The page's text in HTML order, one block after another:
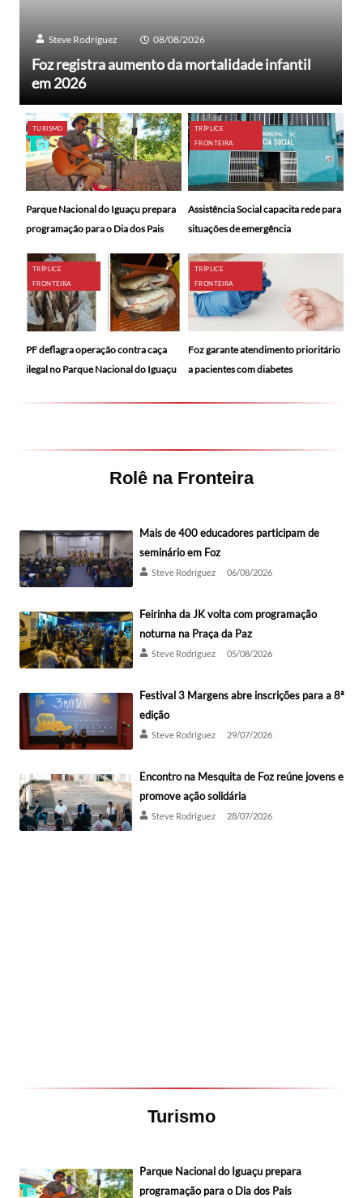
Steve Rodríguez 08/08/2026
Foz registra aumento da mortalidade infantil
em 2026
TURISMO
Parque Nacional do Iguaçu prepara
programação para o Dia dos Pais
TRÍPLICE
FRONTEIRA
Assistência Social capacita rede para
situações de emergência
TRÍPLICE
FRONTEIRA
PF deflagra operação contra caça
ilegal no Parque Nacional do Iguaçu
TRÍPLICE
FRONTEIRA
Foz garante atendimento prioritário
a pacientes com diabetes
Rolê na Fronteira
Mais de 400 educadores participam de
seminário em Foz
Steve Rodríguez 06/08/2026
Feirinha da JK volta com programação
noturna na Praça da Paz
Steve Rodríguez 05/08/2026
Festival 3 Margens abre inscrições para a 8ª
edição
Steve Rodríguez 29/07/2026
Encontro na Mesquita de Foz reúne jovens e
promove ação solidária
Steve Rodríguez 28/07/2026
Turismo
Parque Nacional do Iguaçu prepara
programação para o Dia dos Pais